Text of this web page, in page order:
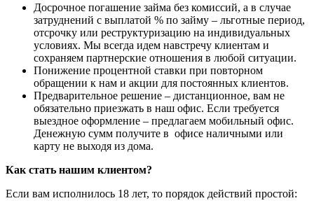
Досрочное погашение займа без комиссий, а в случае
затруднений с выплатой % по займу – льготные период,
отсрочку или реструктуризацию на индивидуальных
условиях. Мы всегда идем навстречу клиентам и
сохраняем партнерские отношения в любой ситуации.
Понижение процентной ставки при повторном
обращении к нам и акции для постоянных клиентов.
Предварительное решение – дистанционное, вам не
обязательно приезжать в наш офис. Если требуется
выездное оформление – предлагаем мобильный офис.
Денежную сумм получите в офисе наличными или
карту не выходя из дома.
Как стать нашим клиентом?
Если вам исполнилось 18 лет, то порядок действий простой: